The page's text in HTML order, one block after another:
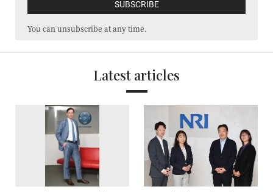
You can unsubscribe at any time.
Latest articles